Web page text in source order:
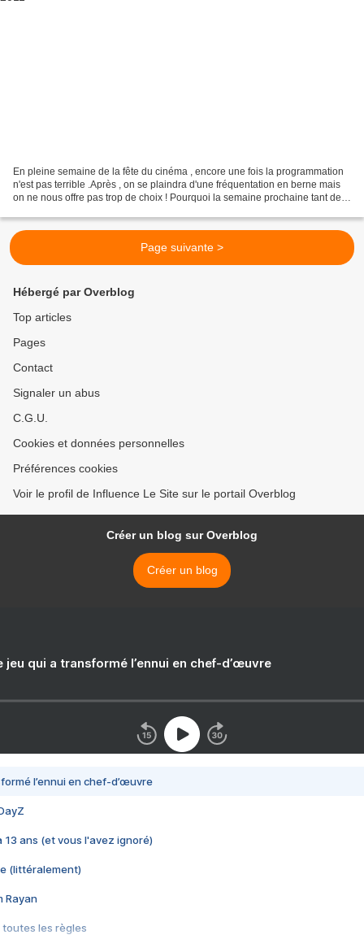
En pleine semaine de la fête du cinéma , encore une fois la programmation
n'est pas terrible .Après , on se plaindra d'une fréquentation en berne mais
on ne nous offre pas trop de choix ! Pourquoi la semaine prochaine tant de
Page suivante >
Hébergé par Overblog
Top articles
Pages
Contact
Signaler un abus
C.G.U.
Cookies et données personnelles
Préférences cookies
Voir le profil de Influence Le Site sur le portail Overblog
Créer un blog sur Overblog
Créer un blog
jeu qui a transformé l’ennui en chef-d’œuvre
l’ennui en chef-d’œuvre
13 ans (et vous l'avez ignoré)
(littéralement)
Rayan
toutes les règles